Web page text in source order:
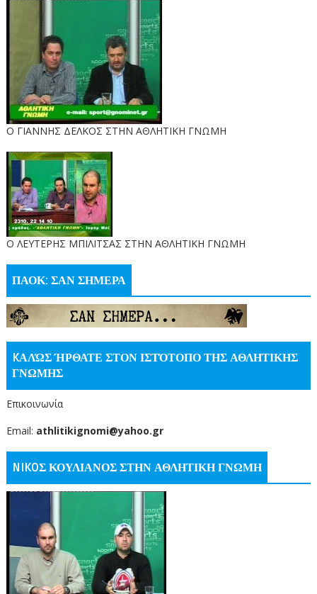
Ο ΓΙΑΝΝΗΣ ΔΕΛΚΟΣ ΣΤΗΝ ΑΘΛΗΤΙΚΗ ΓΝΩΜΗ
O ΛΕΥΤΕΡΗΣ ΜΠΙΛΙΤΣΑΣ ΣΤΗΝ ΑΘΛΗΤΙΚΗ ΓΝΩΜΗ
ΠΑΟΚ: ΣΑΝ ΣΗΜΕΡΑ
KΑΛΏΣ ΉΡΘΑΤΕ ΣΤΟΝ ΙΣΤΌΤΟΠΟ ΤΗΣ ΑΘΛΗΤΙΚΗΣ
ΓΝΩΜΗΣ
Επικοινωνία
Email: athlitikignomi@yahoo.gr
NIKOΣ ΚΟΥΛΙΑΝΟΣ ΣΤΗΝ ΑΘΛΗΤΙΚΗ ΓΝΩΜΗ